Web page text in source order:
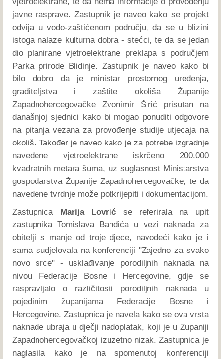
javne rasprave. Zastupnik je naveo kako se projekt
odvija u vodo-zaštićenom području, da se u blizini
istoga nalaze kulturna dobra - stećci, te da se jedan
dio planirane vjetroelektrane preklapa s područjem
Parka prirode Blidinje. Zastupnik je naveo kako bi
bilo dobro da je ministar prostornog uređenja,
graditeljstva i zaštite okoliša Županije
Zapadnohercegovačke Zvonimir Širić prisutan na
današnjoj sjednici kako bi mogao ponuditi odgovore
na pitanja vezana za provođenje studije utjecaja na
okoliš. Također je naveo kako je za potrebe izgradnje
navedene vjetroelektrane iskrčeno 200.000
kvadratnih metara šuma, uz suglasnost Ministarstva
gospodarstva Županije Zapadnohercegovačke, te da
navedene tvrdnje može potkrijepiti i dokumentacijom.
Zastupnica Marija Lovrić se referirala na upit
zastupnika Tomislava Bandića u vezi naknada za
obitelji s manje od troje djece, navodeći kako je i
sama sudjelovala na konferenciji "Zajedno za svako
novo srce" - usklađivanje porodiljnih naknada na
nivou Federacije Bosne i Hercegovine, gdje se
raspravljalo o različitosti porodiljnih naknada u
pojedinim županijama Federacije Bosne i
Hercegovine. Zastupnica je navela kako se ova vrsta
naknade ubraja u dječji nadoplatak, koji je u Županiji
Zapadnohercegovačkoj izuzetno nizak. Zastupnica je
naglasila kako je na spomenutoj konferenciji